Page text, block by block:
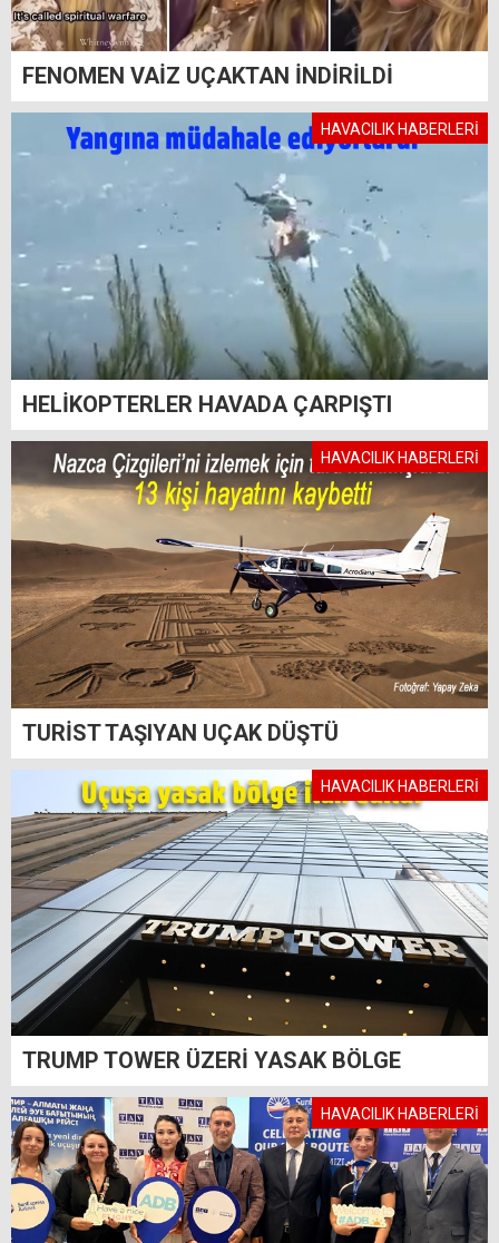
FENOMEN VAİZ UÇAKTAN İNDİRİLDİ
HAVACILIK HABERLERİ
HELİKOPTERLER HAVADA ÇARPIŞTI
HAVACILIK HABERLERİ
TURİST TAŞIYAN UÇAK DÜŞTÜ
HAVACILIK HABERLERİ
TRUMP TOWER ÜZERİ YASAK BÖLGE
HAVACILIK HABERLERİ